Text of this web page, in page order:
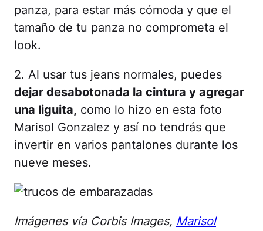
panza, para estar más cómoda y que el
tamaño de tu panza no comprometa el
look.
2. Al usar tus jeans normales, puedes
dejar desabotonada la cintura y agregar
una liguita, como lo hizo en esta foto
Marisol Gonzalez y así no tendrás que
invertir en varios pantalones durante los
nueve meses.
Imágenes vía Corbis Images, Marisol